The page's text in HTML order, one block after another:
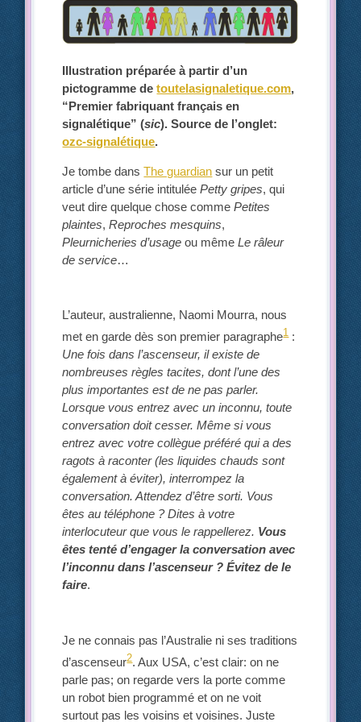
Illustration préparée à partir d’un
pictogramme detoutelasignaletique.com,
“Premier fabriquant français en
signalétique” (sic). Source de l’onglet:
ozc-signalétique.
Je tombe dansThe guardian sur un petit
article d’une série intituléePetty gripes, qui
veut dire quelque chose commePetites
plaintes,Reproches mesquins,
Pleurnicheries d’usageou mêmeLe râleur
de service…
L’auteur, australienne, Naomi Mourra, nous
met en garde dès son premier paragraphe1:
Une fois dans l’ascenseur, il existe de
nombreuses règles tacites, dont l’une des
plus importantes est de ne pas parler.
Lorsque vous entrez avec un inconnu, toute
conversation doit cesser. Même si vous
entrez avec votre collègue préféré qui a des
ragots à raconter (les liquides chauds sont
également à éviter), interrompez la
conversation. Attendez d’être sorti. Vous
êtes au téléphone ? Dites à votre
interlocuteur que vous le rappellerez. Vous
êtes tenté d’engager la conversation avec
l’inconnu dans l’ascenseur ? Évitez de le
faire.
Je ne connais pas l’Australie ni ses traditions
d’ascenseur2. Aux USA, c’est clair: on ne
parle pas; on regarde vers la porte comme
un robot bien programmé et on ne voit
surtout pas les voisins et voisines. Juste